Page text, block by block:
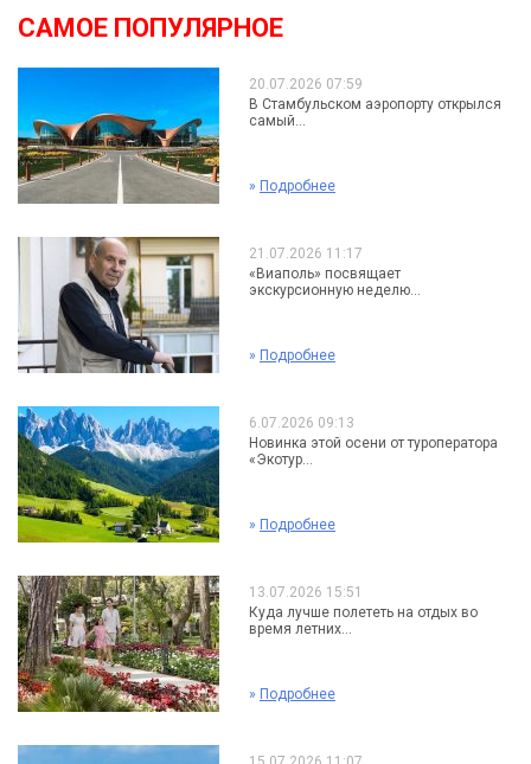
САМОЕ ПОПУЛЯРНОЕ
20.07.2026 07:59
В Стамбульском аэропорту открылся
самый...
» Подробнее
21.07.2026 11:17
«Виаполь» посвящает
экскурсионную неделю...
» Подробнее
6.07.2026 09:13
Новинка этой осени от туроператора
«Экотур...
» Подробнее
13.07.2026 15:51
Куда лучше полететь на отдых во
время летних...
» Подробнее